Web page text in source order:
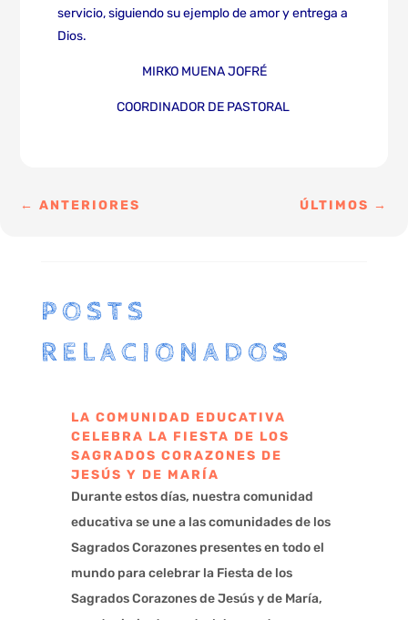
servicio, siguiendo su ejemplo de amor y entrega a
Dios.
MIRKO MUENA JOFRÉ
COORDINADOR DE PASTORAL
←ANTERIORES ÚLTIMOS →
POSTS
RELACIONADOS
LA COMUNIDAD EDUCATIVA
CELEBRA LA FIESTA DE LOS
SAGRADOS CORAZONES DE
JESÚS Y DE MARÍA
Durante estos días, nuestra comunidad
educativa se une a las comunidades de los
Sagrados Corazones presentes en todo el
mundo para celebrar la Fiesta de los
Sagrados Corazones de Jesús y de María,